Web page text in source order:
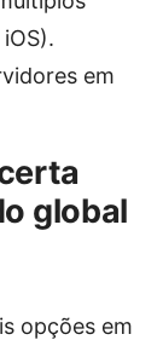
em
global
opções em